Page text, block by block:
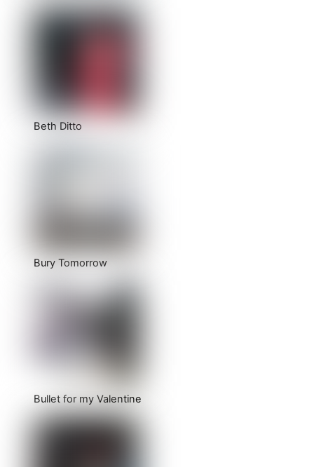
Beth Ditto
Bury Tomorrow
Bullet for my Valentine